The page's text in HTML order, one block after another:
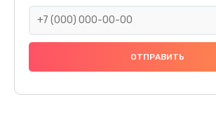
Замена динамика
790 руб.